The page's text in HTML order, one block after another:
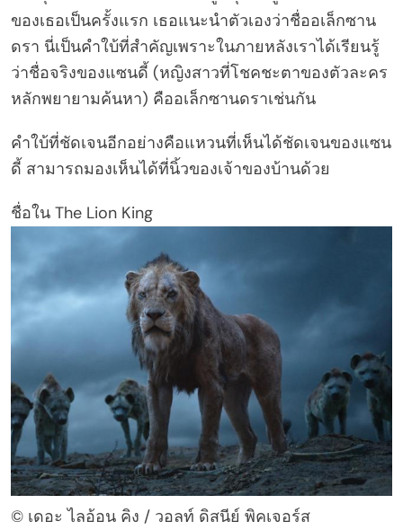
ของเธอเป็นครั้งแรก เธอแนะนำตัวเองว่าชื่ออเล็กซาน
ดรา นี่เป็นคำใบ้ที่สำคัญเพราะในภายหลังเราได้เรียนรู้
ว่าชื่อจริงของแซนดี้ (หญิงสาวที่โชคชะตาของตัวละคร
หลักพยายามค้นหา) คืออเล็กซานดราเช่นกัน
คำใบ้ที่ชัดเจนอีกอย่างคือแหวนที่เห็นได้ชัดเจนของแซน
ดี้ สามารถมองเห็นได้ที่นิ้วของเจ้าของบ้านด้วย
ชื่อใน The Lion King
© เดอะ ไลอ้อน คิง / วอลท์ ดิสนีย์ พิคเจอร์ส